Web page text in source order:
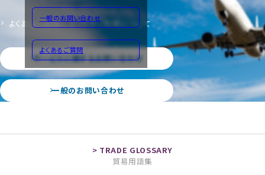
一般のお問い合わせ
よくあるご質問
よくあるご質問 サイトのご利用について
サービスに関するお問い合わせ
一般のお問い合わせ
貿易用語集